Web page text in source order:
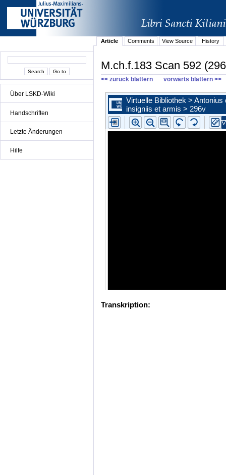
Über LSKD-Wiki
Handschriften
Letzte Änderungen
Hilfe
Article Comments View Source History
M.ch.f.183 Scan 592
<< zurück blättern vorwärts blättern >>
Transkription: